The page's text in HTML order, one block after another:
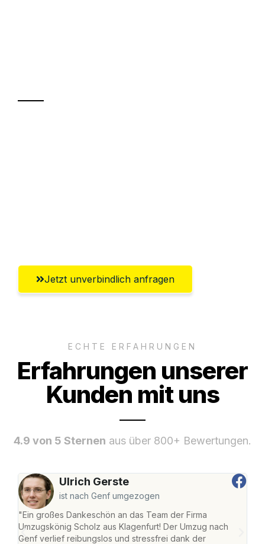
Jetzt unverbindlich anfragen
ECHTE ERFAHRUNGEN
Erfahrungen unserer
Kunden mit uns
4.9 von 5 Sternen aus über 800+ Bewertungen.
Ulrich Gerste
ist nach Genf umgezogen
"Ein großes Dankeschön an das Team der Firma
Umzugskönig Scholz aus Klagenfurt! Der Umzug nach
Genf verlief reibungslos und stressfrei dank der